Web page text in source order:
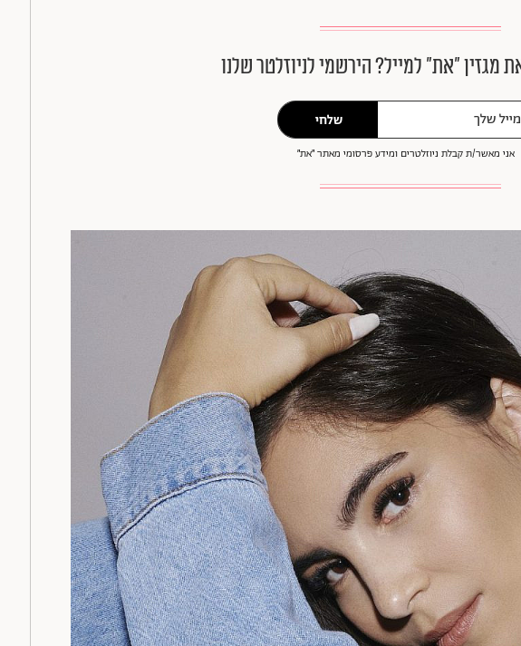
מגזין ״את״ למייל? הירשמי לניוזלטר שלנו
שלחי
אני מאשר/ת קבלת ניוזלטרים ומידע פרסומי מאתר ״את״